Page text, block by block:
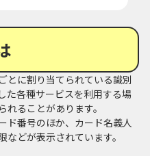
とに割り当てられている識別
た各種サービスを利用する場
ることがあります。
ド番号のほか、カード名義人
どが表示されています。